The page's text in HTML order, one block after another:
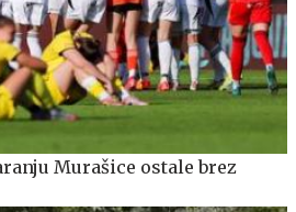
Murašice ostale brez